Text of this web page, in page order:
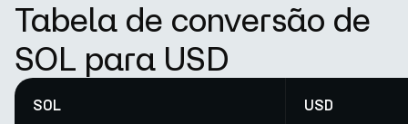
Tabela de conversão de
SOL para USD
SOL USD